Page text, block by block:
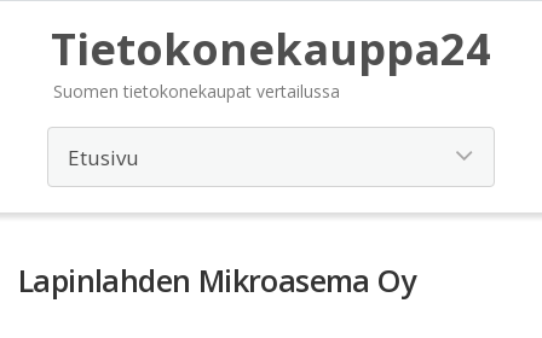
Tietokonekauppa24
Suomen tietokonekaupat vertailussa
Lapinlahden Mikroasema Oy